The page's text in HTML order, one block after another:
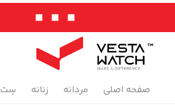
صفحه اصلی مردانه زنانه سِت